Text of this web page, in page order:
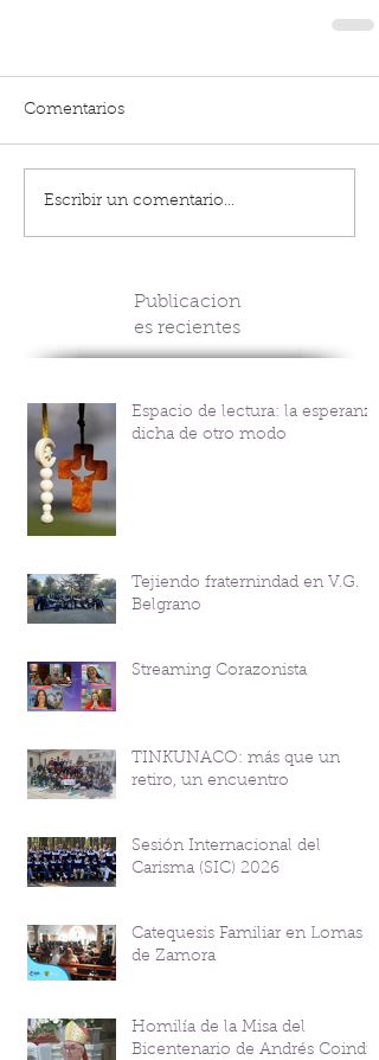
Comentarios
Escribir un comentario...
Publicacion
es recientes
Espacio de lectura: la esperanza
dicha de otro modo
Tejiendo fraternindad en V.G.
Belgrano
Streaming Corazonista
TINKUNACO: más que un
retiro, un encuentro
Sesión Internacional del
Carisma (SIC) 2026
Catequesis Familiar en Lomas
de Zamora
Homilía de la Misa del
Bicentenario de Andrés Coindre